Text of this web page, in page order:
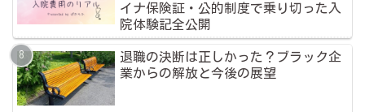
イナ保険証・公的制度で乗り切った入
院体験記全公開
退職の決断は正しかった？ブラック企
業からの解放と今後の展望